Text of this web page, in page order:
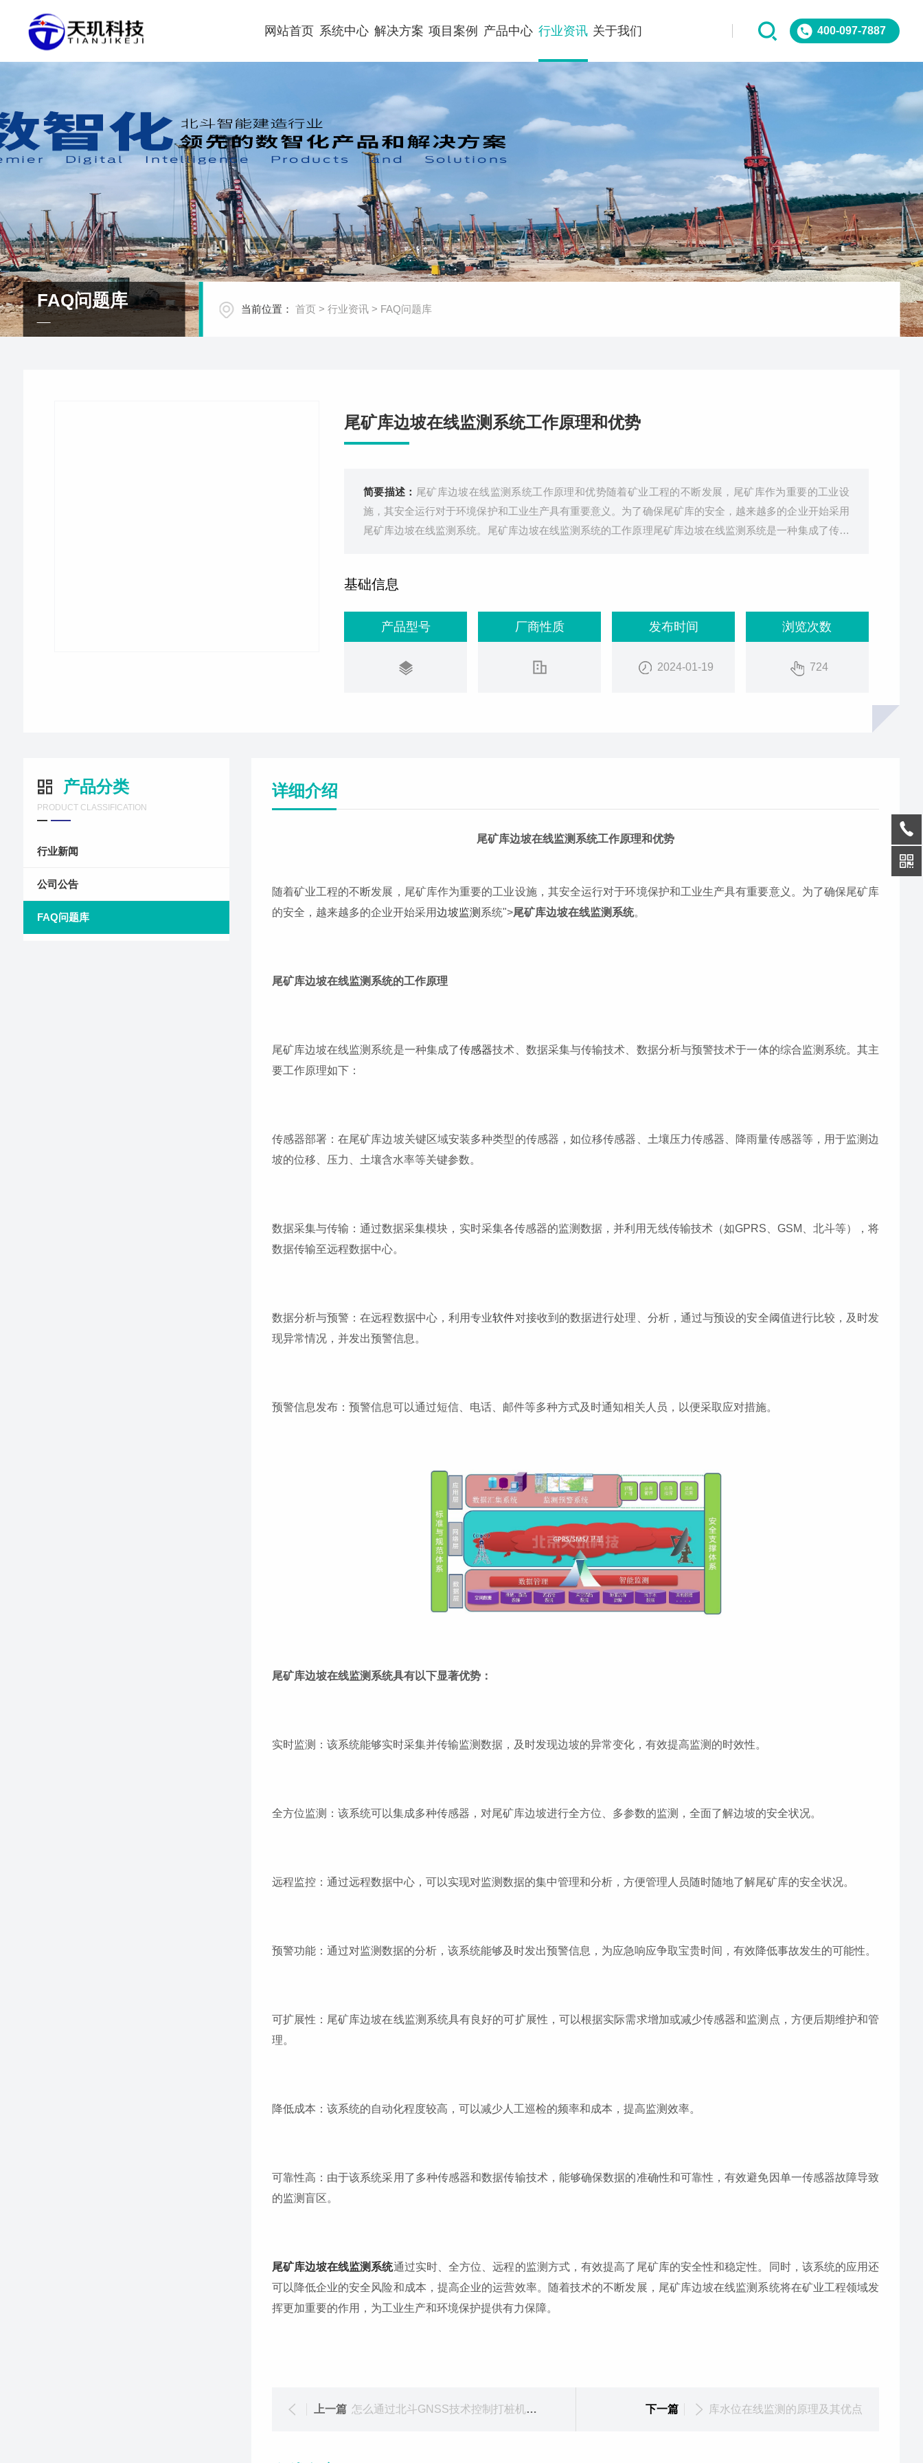
400-097-7887
网站首页 系统中心 解决方案 项目案例 产品中心 行业资讯 关于我们
FAQ问题库 当前位置： 首页 > 行业资讯> FAQ问题库
尾矿库边坡在线监测系统工作原理和优势
简要描述： 尾矿库边坡在线监测系统工作原理和优势随着矿业工程的不断发展，尾矿库作为重要的工业设
施，其安全运行对于环境保护和工业生产具有重要意义。为了确保尾矿库的安全，越来越多的企业开始采用
尾矿库边坡在线监测系统。尾矿库边坡在线监测系统的工作原理尾矿库边坡在线监测系统是一种集成了传感
基础信息
产品型号 厂商性质 发布时间
2024-01-19
浏览次数
724
产品分类
PRODUCT CLASSIFICATION
行业新闻
公司公告
FAQ问题库
详细介绍
尾矿库边坡在线监测系统工作原理和优势
随着矿业工程的不断发展，尾矿库作为重要的工业设施，其安全运行对于环境保护和工业生产具有重要意义。为了确保尾矿库
的安全，越来越多的企业开始采用边坡监测 系统">尾矿库边坡在线监测系统。
尾矿库边坡在线监测系统的工作原理
尾矿库边坡在线监测系统是一种集成了传感器技术、数据采集与传输技术、数据分析与预警技术于一体的综合监测系统。其主
要工作原理如下：
传感器部署：在尾矿库边坡关键区域安装多种类型的传感器，如位移传感器、土壤压力传感器、降雨量传感器等，用于监测边
坡的位移、压力、土壤含水率等关键参数。
数据采集与传输：通过数据采集模块，实时采集各传感器的监测数据，并利用无线传输技术（如GPRS、GSM、北斗等），将
数据传输至远程数据中心。
数据分析与预警：在远程数据中心，利用专业软件对接收到的数据进行处理、分析，通过与预设的安全阈值进行比较，及时发
现异常情况，并发出预警信息。
预警信息发布：预警信息可以通过短信、电话、邮件等多种方式及时通知相关人员，以便采取应对措施。
尾矿库边坡在线监测系统具有以下显著优势：
实时监测：该系统能够实时采集并传输监测数据，及时发现边坡的异常变化，有效提高监测的时效性。
全方位监测：该系统可以集成多种传感器，对尾矿库边坡进行全方位、多参数的监测，全面了解边坡的安全状况。
远程监控：通过远程数据中心，可以实现对监测数据的集中管理和分析，方便管理人员随时随地了解尾矿库的安全状况。
预警功能：通过对监测数据的分析，该系统能够及时发出预警信息，为应急响应争取宝贵时间，有效降低事故发生的可能性。
可扩展性：尾矿库边坡在线监测系统具有良好的可扩展性，可以根据实际需求增加或减少传感器和监测点，方便后期维护和管
理。
降低成本：该系统的自动化程度较高，可以减少人工巡检的频率和成本，提高监测效率。
可靠性高：由于该系统采用了多种传感器和数据传输技术，能够确保数据的准确性和可靠性，有效避免因单一传感器故障导致
的监测盲区。
尾矿库边坡在线监测系统通过实时、全方位、远程的监测方式，有效提高了尾矿库的安全性和稳定性。同时，该系统的应用还
可以降低企业的安全风险和成本，提高企业的运营效率。随着技术的不断发展，尾矿库边坡在线监测系统将在矿业工程领域发
挥更加重要的作用，为工业生产和环境保护提供有力保障。
上一篇 怎么通过北斗GNSS技术控制打桩机的垂直度 下一篇 库水位在线监测的原理及其优点